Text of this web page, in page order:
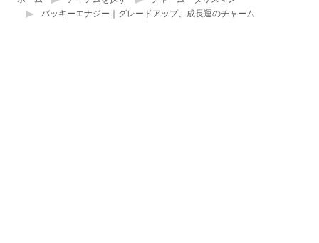
バッキーエナジー｜グレードアップ、成長運のチャーム